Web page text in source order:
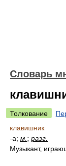
Словарь
Толкование
клавишник
-а; м. ; разг.
Музыкант,